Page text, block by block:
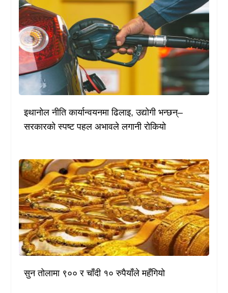
इथानोल नीति कार्यान्वयनमा ढिलाइ, उद्योगी भन्छन्–
सरकारको स्पष्ट पहल अभावले लगानी रोकियो
सुन तोलामा ९०० र चाँदी १० रुपैयाँले महँगियो